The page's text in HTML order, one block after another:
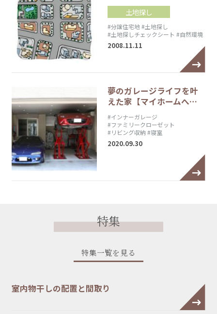
土地探し
#分譲住宅地#土地探し
#土地探しチェックシート #自然環境
2008.11.11
夢のガレージライフを叶
えた家【マイホームへ…
#インナーガレージ
#ファミリークローゼット
#リビング収納 #寝室
2020.09.30
特集
特集一覧を見る
室内物干しの配置と間取り